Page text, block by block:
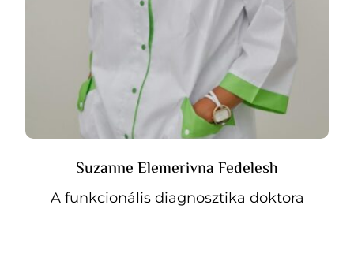
Suzanne Elemerivna Fedelesh
A funkcionális diagnosztika doktora